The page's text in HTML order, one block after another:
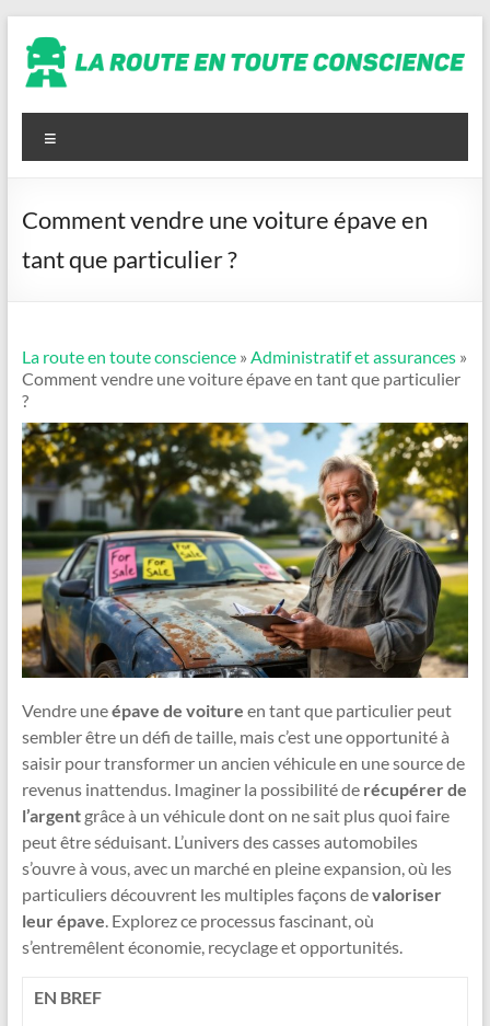
contenu
La
route
en
toute
conscience
Comment vendre une voiture épave en
tant que particulier ?
La route en toute conscience» Administratif et assurances»
Comment vendre une voiture épave en tant que particulier
?
Vendre uneépave de voiture en tant que particulier peut
sembler être un défi de taille, mais c’est une opportunité à
saisir pour transformer un ancien véhicule en une source de
revenus inattendus. Imaginer la possibilité de récupérer de
l’argentgrâce à un véhicule dont on ne sait plus quoi faire
peut être séduisant. L’univers des casses automobiles
s’ouvre à vous, avec un marché en pleine expansion, où les
particuliers découvrent les multiples façons devaloriser
leur épave. Explorez ce processus fascinant, où
s’entremêlent économie, recyclage et opportunités.
EN BREF